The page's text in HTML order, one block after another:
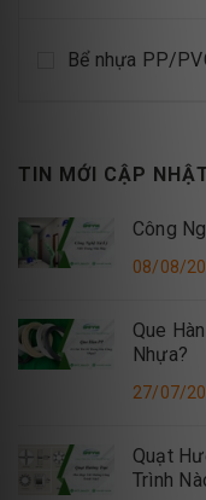
Bể nhựa PP/
TIN MỚI CẬP
Công
08/08/
Que
Nhựa?
27/07/
Quạt
Trình